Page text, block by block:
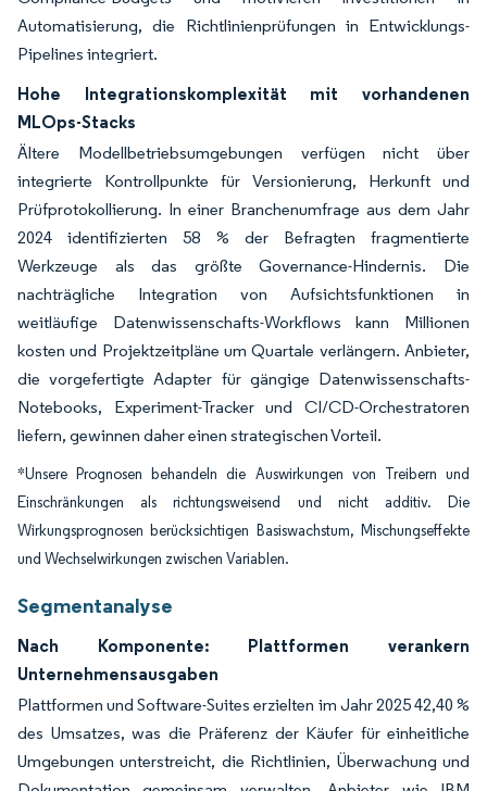
Automatisierung, die Richtlinienprüfungen in Entwicklungs-
Pipelines integriert.
Hohe Integrationskomplexität mit vorhandenen
MLOps-Stacks
Ältere Modellbetriebsumgebungen verfügen nicht über
integrierte Kontrollpunkte für Versionierung, Herkunft und
Prüfprotokollierung. In einer Branchenumfrage aus dem Jahr
2024 identifizierten 58 % der Befragten fragmentierte
Werkzeuge als das größte Governance-Hindernis. Die
nachträgliche Integration von Aufsichtsfunktionen in
weitläufige Datenwissenschafts-Workflows kann Millionen
kosten und Projektzeitpläne um Quartale verlängern. Anbieter,
die vorgefertigte Adapter für gängige Datenwissenschafts-
Notebooks, Experiment-Tracker und CI/CD-Orchestratoren
liefern, gewinnen daher einen strategischen Vorteil.
*Unsere Prognosen behandeln die Auswirkungen von Treibern und
Einschränkungen als richtungsweisend und nicht additiv. Die
Wirkungsprognosen berücksichtigen Basiswachstum, Mischungseffekte
und Wechselwirkungen zwischen Variablen.
Segmentanalyse
Nach Komponente: Plattformen verankern
Unternehmensausgaben
Plattformen und Software-Suites erzielten im Jahr 2025 42,40 %
des Umsatzes, was die Präferenz der Käufer für einheitliche
Umgebungen unterstreicht, die Richtlinien, Überwachung und